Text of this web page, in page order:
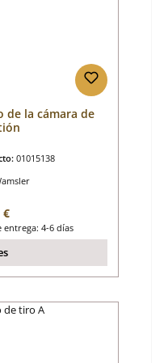
de la cámara de
01015138
€
4-6 días